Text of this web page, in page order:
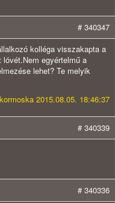
# 340347
kolléga visszakapta a
egyértelmű a
lehet? Te melyik
2015.08.05. 18:46:37
# 340339
# 340336